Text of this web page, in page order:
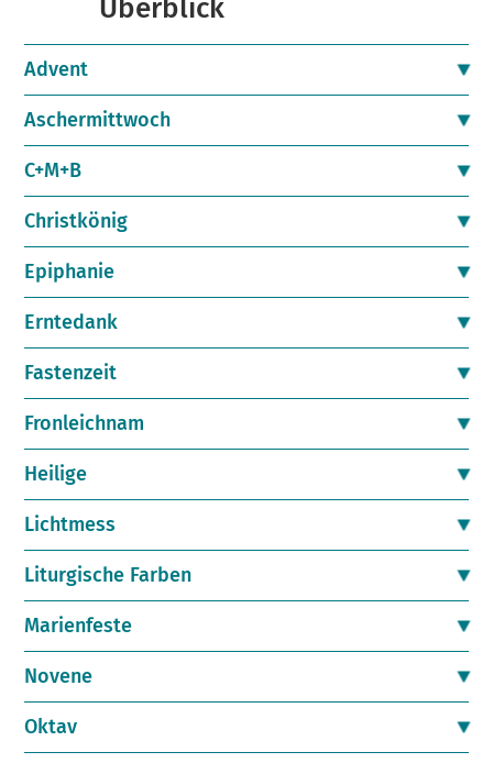
Überblick
Advent
Aschermittwoch
C+M+B
Christkönig
Epiphanie
Erntedank
Fastenzeit
Fronleichnam
Heilige
Lichtmess
Liturgische Farben
Marienfeste
Novene
Oktav